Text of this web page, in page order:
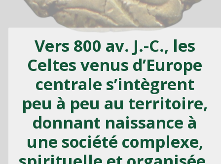
Vers 800 av. J.-C., les
Celtes venus d’Europe
centrale s’intègrent
peu à peu au territoire,
donnant naissance à
une société complexe,